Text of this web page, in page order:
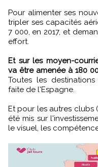
Pour alimenter ses
tripler ses capacités
7 000, en 2017, et
effort.
Et sur les moyen-
va être amenée à 180
Toutes les
faite de l'Espagne.
Et pour les autres clubs
été mis sur
le visuel, les